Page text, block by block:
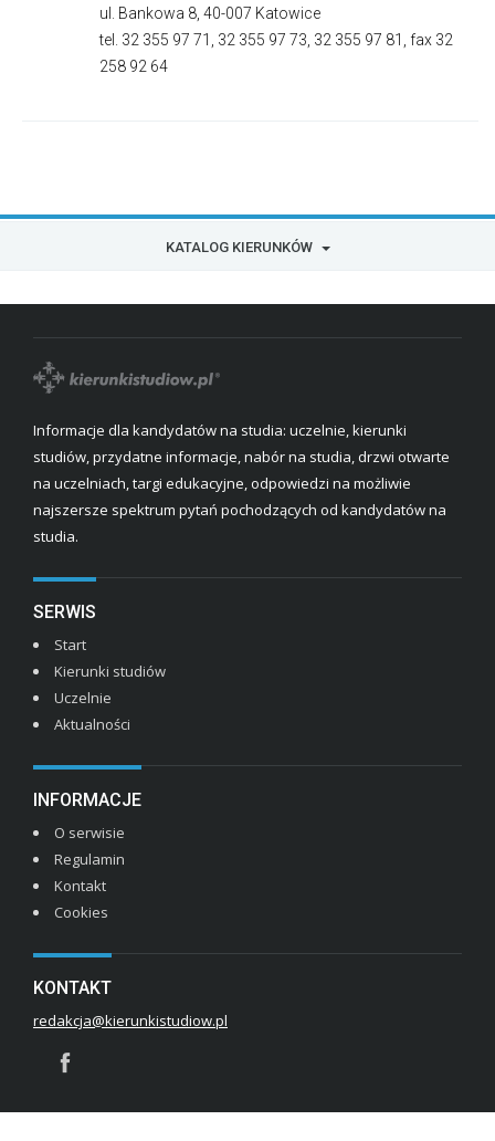
ul. Bankowa 8, 40-007 Katowice
tel. 32 355 97 71, 32 355 97 73, 32 355 97 81, fax 32
258 92 64
KATALOG KIERUNKÓW
Informacje dla kandydatów na studia: uczelnie, kierunki
studiów, przydatne informacje, nabór na studia, drzwi otwarte
na uczelniach, targi edukacyjne, odpowiedzi na możliwie
najszersze spektrum pytań pochodzących od kandydatów na
studia.
SERWIS
Start
Kierunki studiów
Uczelnie
Aktualności
INFORMACJE
O serwisie
Regulamin
Kontakt
Cookies
KONTAKT
redakcja@kierunkistudiow.pl